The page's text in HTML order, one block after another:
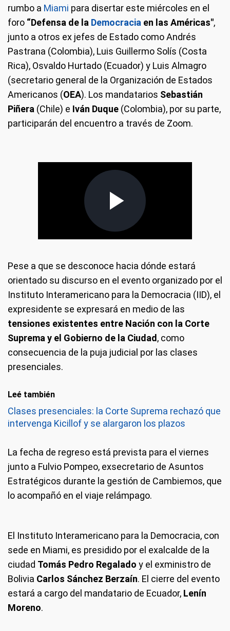
rumbo a Miami para disertar este miércoles en el
foro “Defensa de la Democracia en las Américas",
junto a otros ex jefes de Estado como Andrés
Pastrana (Colombia), Luis Guillermo Solís (Costa
Rica), Osvaldo Hurtado (Ecuador) y Luis Almagro
(secretario general de la Organización de Estados
Americanos (OEA). Los mandatarios Sebastián
Piñera (Chile) e Iván Duque (Colombia), por su parte,
participarán del encuentro a través de Zoom.
Pese a que se desconoce hacia dónde estará
orientado su discurso en el evento organizado por el
Instituto Interamericano para la Democracia (IID), el
expresidente se expresará en medio de las
tensiones existentes entre Nación con la Corte
Suprema y el Gobierno de la Ciudad, como
consecuencia de la puja judicial por las clases
presenciales.
Leé también
Clases presenciales: la Corte Suprema rechazó que
intervenga Kicillof y se alargaron los plazos
La fecha de regreso está prevista para el viernes
junto a Fulvio Pompeo, exsecretario de Asuntos
Estratégicos durante la gestión de Cambiemos, que
lo acompañó en el viaje relámpago.
El Instituto Interamericano para la Democracia, con
sede en Miami, es presidido por el exalcalde de la
ciudad Tomás Pedro Regalado y el exministro de
Bolivia Carlos Sánchez Berzaín. El cierre del evento
estará a cargo del mandatario de Ecuador, Lenín
Moreno.